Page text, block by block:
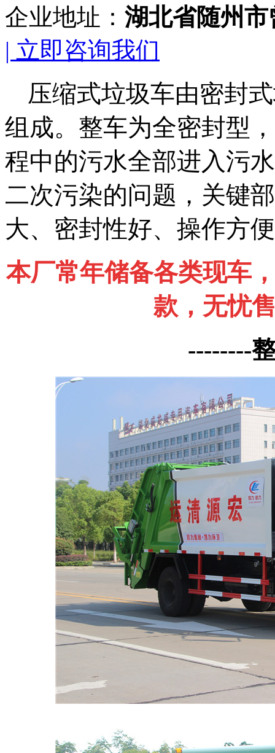
企业地址： 湖北省随州
| 立即咨询我们
压缩式垃圾车由密封
组成。整车为全密封型
程中的污水全部进入污
二次污染的问题，关键
大、密封性好、操作方
本厂常年储备各类现车
款，无忧
--------